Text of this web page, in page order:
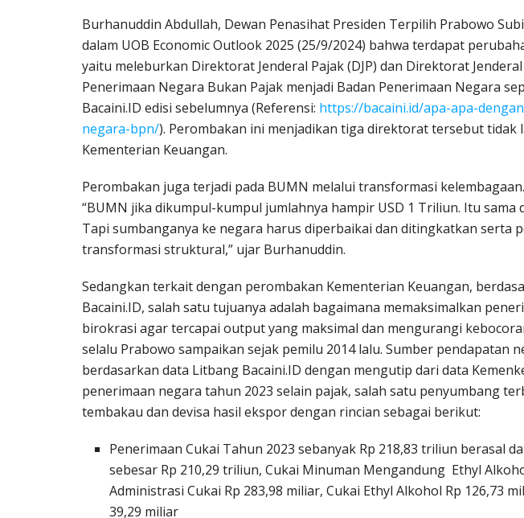
Burhanuddin Abdullah, Dewan Penasihat Presiden Terpilih Prabowo
dalam UOB Economic Outlook 2025 (25/9/2024) bahwa terdapat
yaitu meleburkan Direktorat Jenderal Pajak (DJP) dan Direktorat Jenderal
Penerimaan Negara Bukan Pajak menjadi Badan Penerimaan Negara
Bacaini.ID edisi sebelumnya (Referensi: https://bacaini.id/apa-apa-
negara-bpn/). Perombakan ini menjadikan tiga direktorat tersebut tidak
Kementerian Keuangan.
Perombakan juga terjadi pada BUMN melalui transformasi
“BUMN jika dikumpul-kumpul jumlahnya hampir USD 1 Triliun. Itu sama
Tapi sumbanganya ke negara harus diperbaikai dan ditingkatkan serta
transformasi struktural,” ujar Burhanuddin.
Sedangkan terkait dengan perombakan Kementerian Keuangan,
Bacaini.ID, salah satu tujuanya adalah bagaimana memaksimalkan
birokrasi agar tercapai output yang maksimal dan mengurangi
selalu Prabowo sampaikan sejak pemilu 2014 lalu. Sumber pendapatan
berdasarkan data Litbang Bacaini.ID dengan mengutip dari data
penerimaan negara tahun 2023 selain pajak, salah satu penyumbang
tembakau dan devisa hasil ekspor dengan rincian sebagai berikut:
Penerimaan Cukai Tahun 2023 sebanyak Rp 218,83 triliun berasal
sebesar Rp 210,29 triliun, Cukai Minuman Mengandung Ethyl
Administrasi Cukai Rp 283,98 miliar, Cukai Ethyl Alkohol Rp 126,73
39,29 miliar